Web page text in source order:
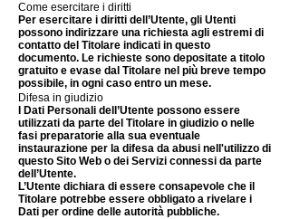
Come esercitare i diritti
Per esercitare i diritti dell’Utente, gli Utenti
possono indirizzare una richiesta agli estremi di
contatto del Titolare indicati in questo
documento. Le richieste sono depositate a titolo
gratuito e evase dal Titolare nel più breve tempo
possibile, in ogni caso entro un mese.
Difesa in giudizio
I Dati Personali dell’Utente possono essere
utilizzati da parte del Titolare in giudizio o nelle
fasi preparatorie alla sua eventuale
instaurazione per la difesa da abusi nell'utilizzo di
questo Sito Web o dei Servizi connessi da parte
dell’Utente.
L’Utente dichiara di essere consapevole che il
Titolare potrebbe essere obbligato a rivelare i
Dati per ordine delle autorità pubbliche.